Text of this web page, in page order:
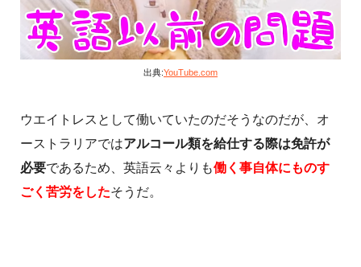
出典:YouTube.com
ウエイトレスとして働いていたのだそうなのだが、オ
ーストラリアではアルコール類を給仕する際は免許が
必要であるため、英語云々よりも働く事自体にものす
ごく苦労をしたそうだ。